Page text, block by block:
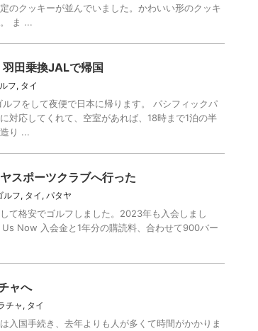
のクッキーが並んでいました。かわいい形のクッキ
ま ...
田乗換JALで帰国
フ, タイ
フをして夜便で日本に帰ります。 パシフィックパ
対応してくれて、空室があれば、18時まで1泊の半
り ...
スポーツクラブへ行った
ルフ, タイ , パタヤ
て格安でゴルフしました。2023年も入会しまし
Us Now 入会金と1年分の購読料、合わせて900バー
ャへ
チャ , タイ
入国手続き、去年よりも人が多くて時間がかかりま